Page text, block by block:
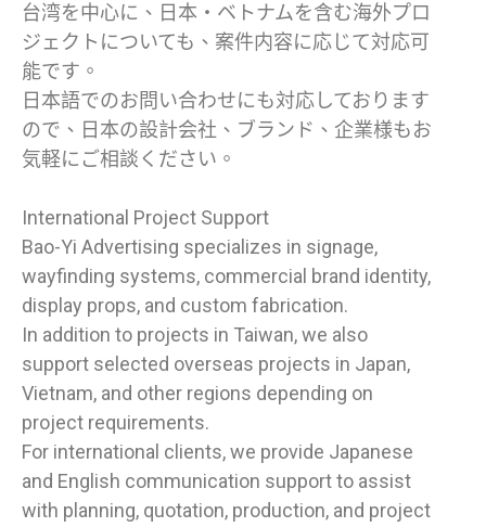
台湾を中心に、日本・ベトナムを含む海外プロ
ジェクトについても、案件内容に応じて対応可
能です。
日本語でのお問い合わせにも対応しております
ので、日本の設計会社、ブランド、企業様もお
気軽にご相談ください。
International Project Support
Bao-Yi Advertising specializes in signage,
wayfinding systems, commercial brand identity,
display props, and custom fabrication.
In addition to projects in Taiwan, we also
support selected overseas projects in Japan,
Vietnam, and other regions depending on
project requirements.
For international clients, we provide Japanese
and English communication support to assist
with planning, quotation, production, and project